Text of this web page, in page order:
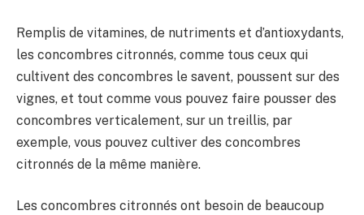
Remplis de vitamines, de nutriments et d’antioxydants,
les concombres citronnés, comme tous ceux qui
cultivent des concombres le savent, poussent sur des
vignes, et tout comme vous pouvez faire pousser des
concombres verticalement, sur un treillis, par
exemple, vous pouvez cultiver des concombres
citronnés de la même manière.
Les concombres citronnés ont besoin de beaucoup